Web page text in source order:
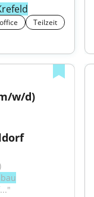
Teilzeit
w/d)